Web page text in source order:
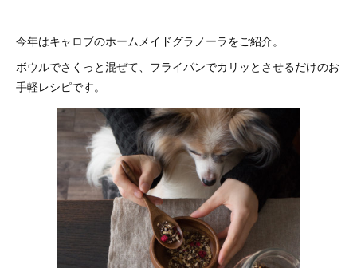
今年はキャロブのホームメイドグラノーラをご紹介。
ボウルでさくっと混ぜて、フライパンでカリッとさせるだけのお
手軽レシピです。